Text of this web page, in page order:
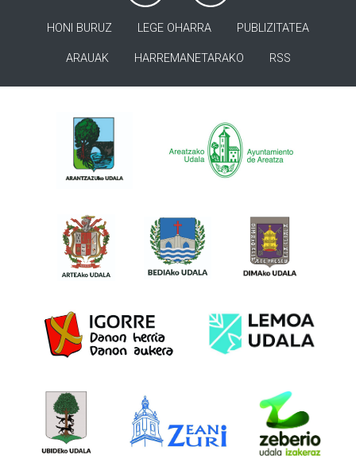
HONI BURUZ LEGE OHARRA PUBLIZITATEA
ARAUAK HARREMANETARAKO RSS